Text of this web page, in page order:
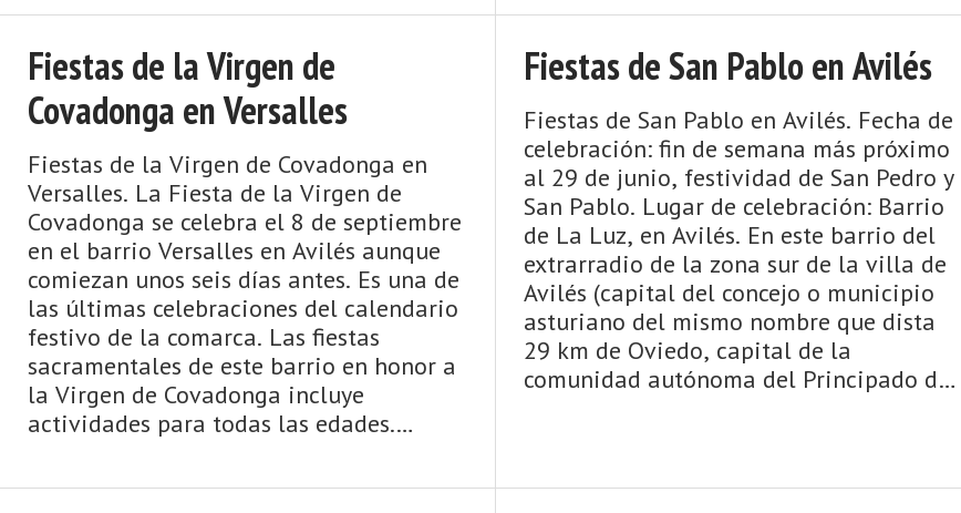
momento ...
Fiestas de la Virgen de
Covadonga en Versalles
Fiestas de la Virgen de Covadonga en
Versalles. La Fiesta de la Virgen de
Covadonga se celebra el 8 de septiembre
en el barrio Versalles en Avilés aunque
comiezan unos seis días antes. Es una de
las últimas celebraciones del calendario
festivo de la comarca. Las fiestas
sacramentales de este barrio en honor a
la Virgen de Covadonga incluye
actividades para todas las edades.
Torneo de Futbito Marcos ...
Fiestas de San Pablo en Avilés
Fiestas de San Pablo en Avilés. Fecha de
celebración: fin de semana más próximo
al 29 de junio, festividad de San Pedro y
San Pablo. Lugar de celebración: Barrio
de La Luz, en Avilés. En este barrio del
extrarradio de la zona sur de la villa de
Avilés (capital del concejo o municipio
asturiano del mismo nombre que dista
29 km de Oviedo, capital de la
comunidad autónoma del Principado de